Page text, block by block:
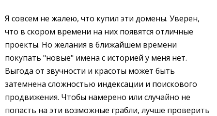
Я совсем не жалею, что купил эти домены. Уверен,
что в скором времени на них появятся отличные
проекты. Но желания в ближайшем времени
покупать "новые" имена с историей у меня нет.
Выгода от звучности и красоты может быть
затемнена сложностью индексации и поискового
продвижения. Чтобы намерено или случайно не
попасть на эти возможные грабли, лучше проверить